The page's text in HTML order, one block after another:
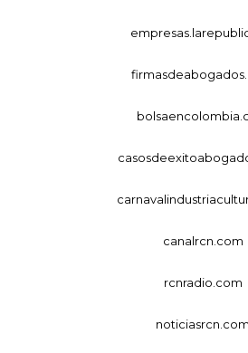
canalrcn.com
rcnradio.com
noticiasrcn.com